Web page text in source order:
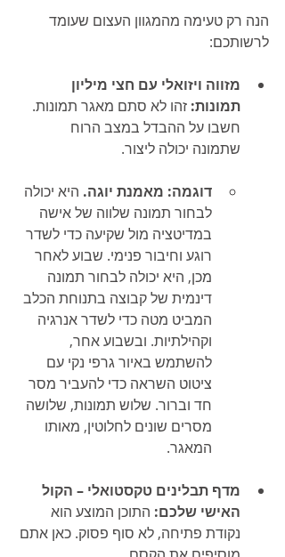
הנה רק טעימה מהמגוון העצום שעומד
לרשותכם:
מזווה ויזואלי עם חצי מיליון
תמונות: זהו לא סתם מאגר תמונות.
חשבו על ההבדל במצב הרוח
שתמונה יכולה ליצור.
דוגמה: מאמנת יוגה. היא יכולה
לבחור תמונה שלווה של אישה
במדיטציה מול שקיעה כדי לשדר
רוגע וחיבור פנימי. שבוע לאחר
מכן, היא יכולה לבחור תמונה
דינמית של קבוצה בתנוחת הכלב
המביט מטה כדי לשדר אנרגיה
וקהילתיות. ובשבוע אחר,
להשתמש באיור גרפי נקי עם
ציטוט השראה כדי להעביר מסר
חד וברור. שלוש תמונות, שלושה
מסרים שונים לחלוטין, מאותו
המאגר.
מדף תבלינים טקסטואלי – הקול
האישי שלכם: התוכן המוצע הוא
נקודת פתיחה, לא סוף פסוק. כאן אתם